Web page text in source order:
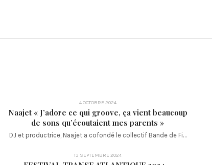
4 OCTOBRE 2024
Naajet « J’adore ce qui groove, ça vient beaucoup
de sons qu’écoutaient mes parents »
DJ et productrice, Naajet a cofondé le collectif Bande de Fi…
13 SEPTEMBRE 2024